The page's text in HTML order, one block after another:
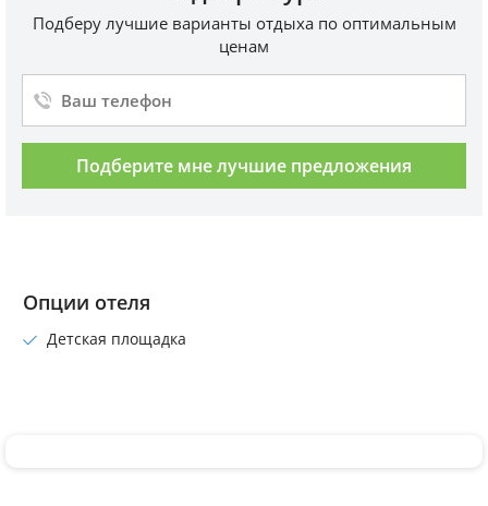
Подберу лучшие варианты отдыха по оптимальным
ценам
Подберите мне лучшие предложения
Опции отеля
Детская площадка